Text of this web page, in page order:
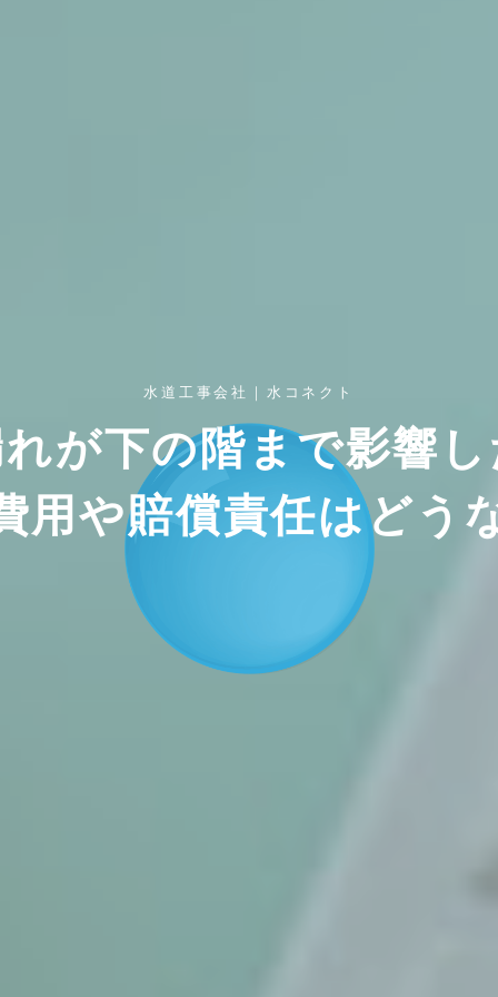
水道工事会社｜水コネクト
が下の階まで影響
用や賠償責任はどう